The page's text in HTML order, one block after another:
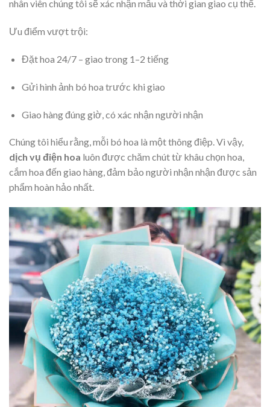
nhân viên chúng tôi sẽ xác nhận mẫu và thời gian giao cụ thể.
Ưu điểm vượt trội:
Đặt hoa 24/7 – giao trong 1–2 tiếng
Gửi hình ảnh bó hoa trước khi giao
Giao hàng đúng giờ, có xác nhận người nhận
Chúng tôi hiểu rằng, mỗi bó hoa là một thông điệp. Vì vậy,
dịch vụ điện hoa luôn được chăm chút từ khâu chọn hoa,
cắm hoa đến giao hàng, đảm bảo người nhận nhận được sản
phẩm hoàn hảo nhất.